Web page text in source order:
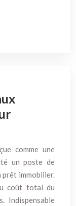
comme une
un poste de
prêt immobilier.
coût total du
Indispensable